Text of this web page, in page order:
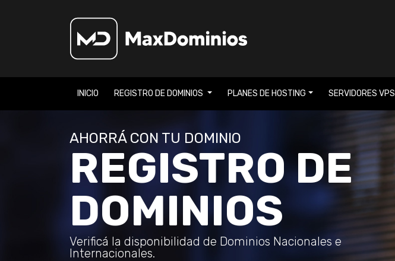
INICIO REGISTRO DE DOMINIOS PLANES DE HOSTING SERVIDORES VPS
AHORRÁ CON TU DOMINIO
REGISTRO DE
DOMINIOS
Verificá la disponibilidad de Dominios Nacionales e
Internacionales.